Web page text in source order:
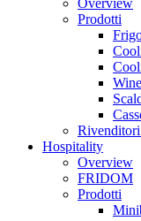
Prodotti
Hospitality
Overview
FRIDOM
Prodotti